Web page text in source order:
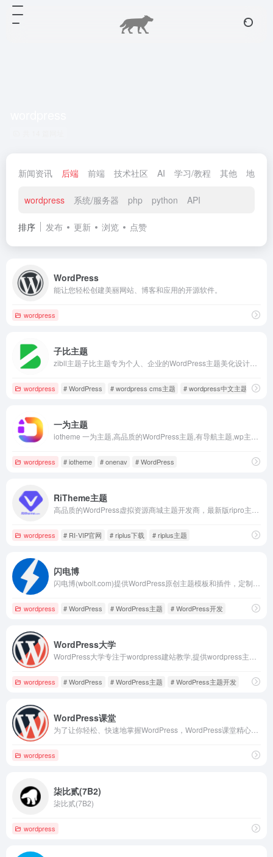
新闻资讯 后端 前端 技术社区 AI 学习/教程 其他 地图
wordpress 系统/服务器 php python API
排序 发布 更新 浏览 点赞
WordPress
能让您轻松创建美丽网站、博客和应用的开源软件。
wordpress
子比主题
wordpress # WordPress # wordpress cms主题 # wordpress中文主题
一为主题
wordpress # iotheme # onenav # WordPress
RiTheme主题
wordpress # RI-VIP官网 # riplus下载 # riplus主题
闪电博
wordpress # WordPress # WordPress主题 # WordPress开发
WordPress大学
wordpress # WordPress # WordPress主题 # WordPress主题开发
WordPress课堂
wordpress
柒比贰(7B2)
柒比贰(7B2)
wordpress